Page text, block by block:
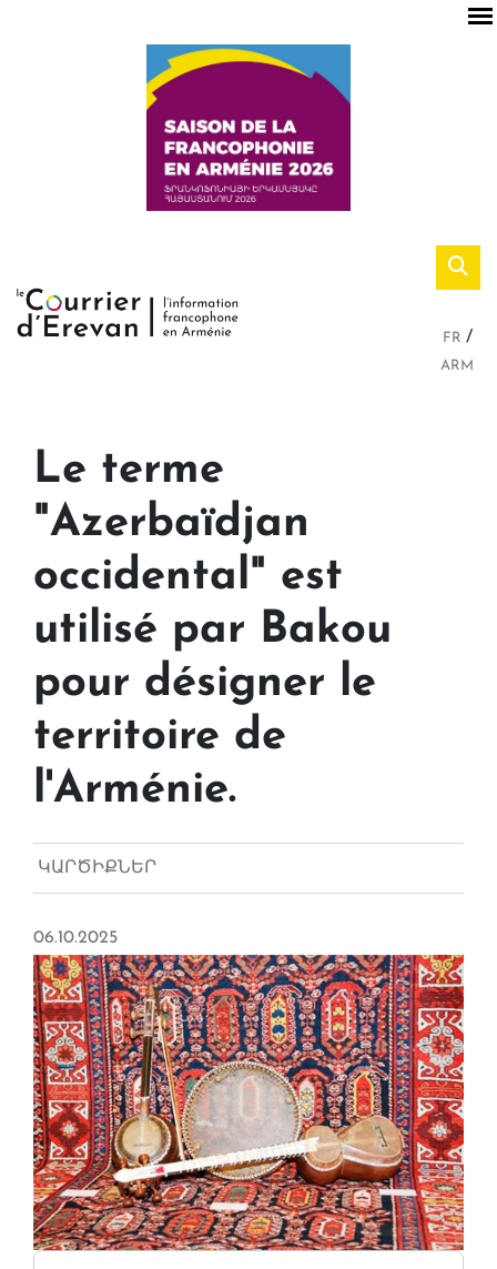
FR
ARM
Le terme
"Azerbaïdjan
occidental" est
utilisé par Bakou
pour désigner le
territoire de
l'Arménie.
ԿԱՐԾԻՔՆԵՐ
06.10.2025